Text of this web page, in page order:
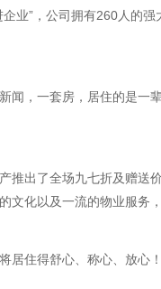
业”，公司拥有260人的
闻，一套房，居住的是
推出了全场九七折及赠
化以及一流的物业服务
居住得舒心、称心、放心！